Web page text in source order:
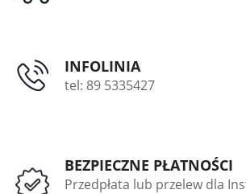
INFOLINIA
tel: 89 5335427
BEZPIECZNE PŁATNOŚCI
Przedpłata lub przelew dla